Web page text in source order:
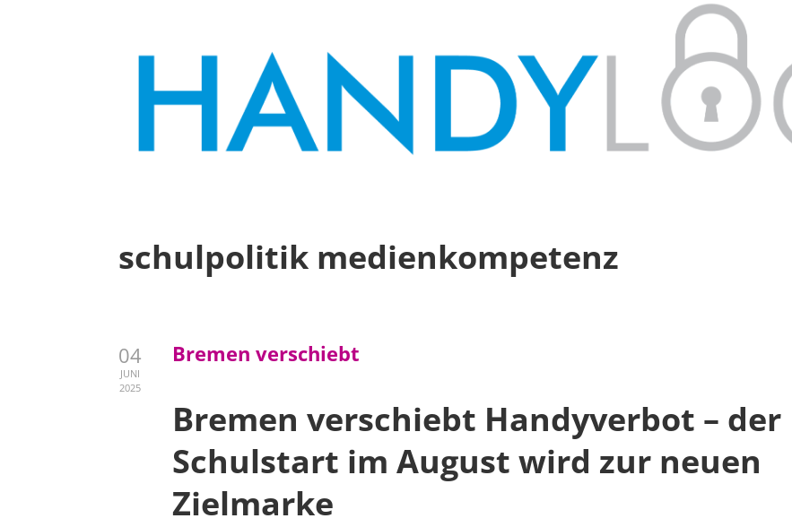
schulpolitik medienkompetenz
04
JUNI
2025
Bremen verschiebt
Bremen verschiebt Handyverbot – der
Schulstart im August wird zur neuen
Zielmarke